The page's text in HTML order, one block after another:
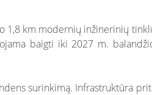
1,8 km modernių inžinerinių
baigti iki 2027 m.
surinkimą. Infrastruktūra